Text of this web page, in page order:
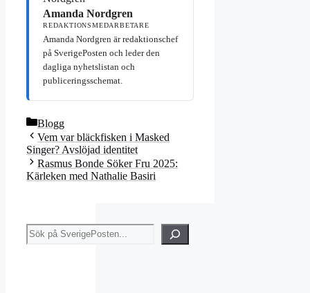
Amanda Nordgren
REDAKTIONSMEDARBETARE
Amanda Nordgren är redaktionschef
på SverigePosten och leder den
dagliga nyhetslistan och
publiceringsschemat.
Kategorier
Blogg
Vem var bläckfisken i Masked
Singer? Avslöjad identitet
Rasmus Bonde Söker Fru 2025:
Kärleken med Nathalie Basiri
Sök